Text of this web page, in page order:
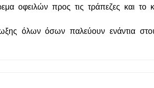
οφειλών προς τις τράπεζες και το
όλων όσων παλεύουν ενάντια